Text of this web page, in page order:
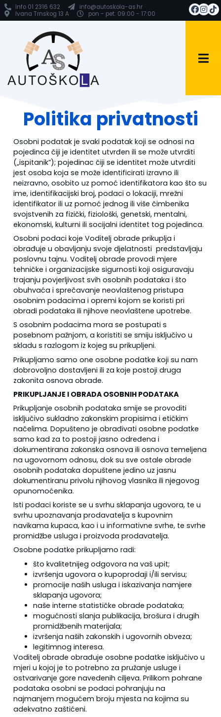
Info 01 2316 632
info@autoskola-as.hr
Ivana Trnskog 13 A
pon - pet: 09:00 - 17:00
Politika privatnosti
Osobni podatak je svaki podatak koji se odnosi na
pojedinca čiji je identitet utvrđen ili se može utvrditi
(„ispitanik”); pojedinac čiji se identitet može utvrditi
jest osoba koja se može identificirati izravno ili
neizravno, osobito uz pomoć identifikatora kao što su
ime, identifikacijski broj, podaci o lokaciji, mrežni
identifikator ili uz pomoć jednog ili više čimbenika
svojstvenih za fizički, fiziološki, genetski, mentalni,
ekonomski, kulturni ili socijalni identitet tog pojedinca.
Osobni podaci koje Voditelj obrade prikuplja i
obrađuje u obavljanju svoje djelatnosti predstavljaju
poslovnu tajnu. Voditelj obrade provodi mjere
tehničke i organizacijske sigurnosti koji osiguravaju
trajanju povjerljivost svih osobnih podataka i što
obuhvaća i sprečavanje neovlaštenog pristupa
osobnim podacima i opremi kojom se koristi pri
obradi podataka ili njihove neovlaštene upotrebe.
S osobnim podacima mora se postupati s
posebnom pažnjom, a koristiti se smiju isključivo u
skladu s razlogom iz kojeg su prikupljeni.
Prikupljamo samo one osobne podatke koji su nam
dobrovoljno dostavljeni ili za koje postoji druga
zakonita osnova obrade.
PRIKUPLJANJE I OBRADA OSOBNIH PODATAKA
Prikupljanje osobnih podataka smije se provoditi
isključivo sukladno zakonskim propisima i etičkim
načelima. Dopušteno je obrađivati osobne podatke
samo kad za to postoji jasno određena i
dokumentirana zakonska osnova ili osnova temeljena
na ugovornom odnosu, dok su sve ostale obrade
osobnih podataka dopuštene jedino uz jasnu
dokumentiranu privolu njihovog vlasnika ili njegovog
opunomoćenika.
Isti podaci koriste se u svrhu sklapanja ugovora, te u
svrhu upoznavanja prodavatelja s kupovnim
navikama kupaca, kao i u informativne svrhe, te svrhe
promidžbe usluga i proizvoda prodavatelja.
Osobne podatke prikupljamo radi:
što kvalitetnijeg odgovora na vaš upit;
izvršenja ugovora o kupoprodaji i/ili servisu;
promocije naših usluga i iskazivanja namjere
sklapanja ugovora;
naše interne statističke obrade podataka;
mogućnosti slanja publikacija, brošura i drugih
promidžbenih materijala;
izvršenja naših zakonskih i ugovornih obveza;
legitimnog interesa.
Voditelj obrade obrađuje osobne podatke isključivo u
mjeri u kojoj je to potrebno za pružanje usluge i
ostvarivanje gore navedenih ciljeva. Prilikom pohrane
podataka osobni se podaci pohranjuju na
najmanjem mogućem broju mjesta na kojima su
adekvatno zaštićeni.